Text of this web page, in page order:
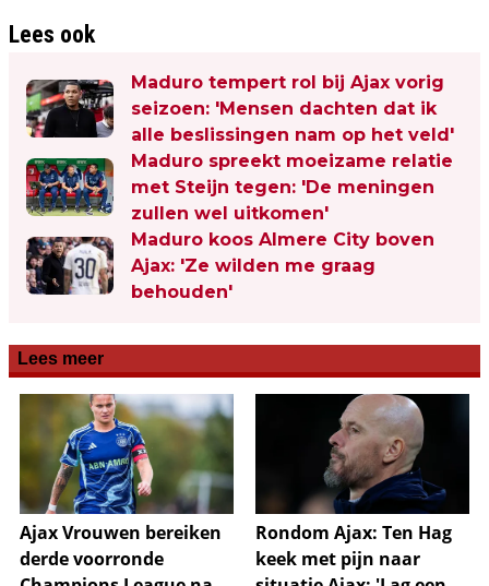
Lees ook
Maduro tempert rol bij Ajax vorig
seizoen: 'Mensen dachten dat ik
alle beslissingen nam op het veld'
Maduro spreekt moeizame relatie
met Steijn tegen: 'De meningen
zullen wel uitkomen'
Maduro koos Almere City boven
Ajax: 'Ze wilden me graag
behouden'